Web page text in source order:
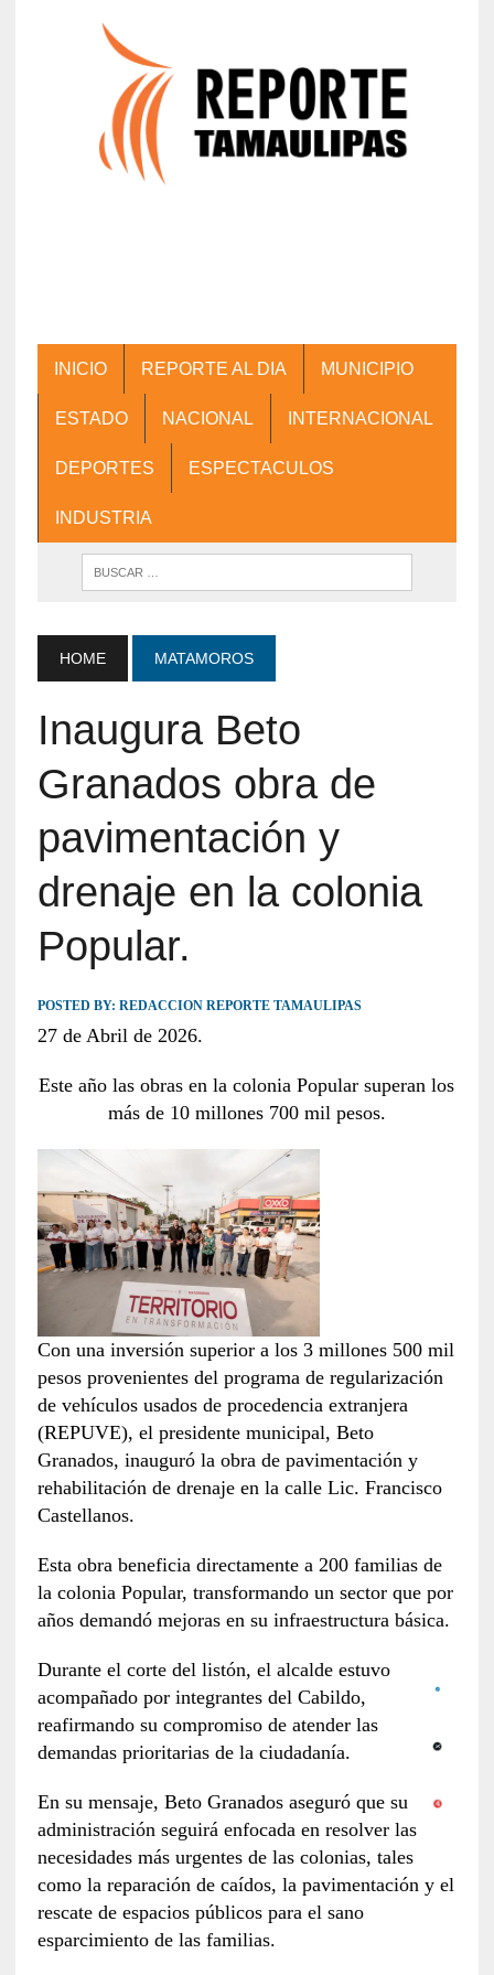
INICIO REPORTE AL DIA MUNICIPIO
ESTADO NACIONAL INTERNACIONAL
DEPORTES ESPECTACULOS
INDUSTRIA
HOME MATAMOROS
Inaugura Beto
Granados obra de
pavimentación y
drenaje en la colonia
Popular.
POSTED BY: REDACCION REPORTE TAMAULIPAS
27 de Abril de 2026.
Este año las obras en la colonia Popular superan los
más de 10 millones 700 mil pesos.
Con una inversión superior a los 3 millones 500 mil
pesos provenientes del programa de regularización
de vehículos usados de procedencia extranjera
(REPUVE), el presidente municipal, Beto
Granados, inauguró la obra de pavimentación y
rehabilitación de drenaje en la calle Lic. Francisco
Castellanos.
Esta obra beneficia directamente a 200 familias de
la colonia Popular, transformando un sector que por
años demandó mejoras en su infraestructura básica.
Durante el corte del listón, el alcalde estuvo
acompañado por integrantes del Cabildo,
reafirmando su compromiso de atender las
demandas prioritarias de la ciudadanía.
En su mensaje, Beto Granados aseguró que su
administración seguirá enfocada en resolver las
necesidades más urgentes de las colonias, tales
como la reparación de caídos, la pavimentación y el
rescate de espacios públicos para el sano
esparcimiento de las familias.